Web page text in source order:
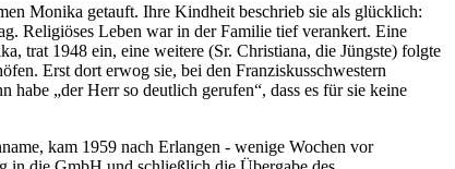
Monika getauft. Ihre Kindheit beschrieb sie als glücklich:
Religiöses Leben war in der Familie tief verankert. Eine
trat 1948 ein, eine weitere (Sr. Christiana, die Jüngste) folgte
Erst dort erwog sie, bei den Franziskusschwestern
habe „der Herr so deutlich gerufen“, dass es für sie keine
kam 1959 nach Erlangen - wenige Wochen vor